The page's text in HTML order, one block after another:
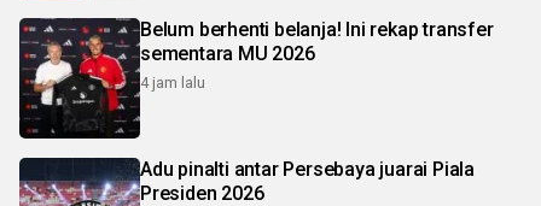
Belum berhenti belanja! Ini rekap transfer
sementara MU 2026
4 jam lalu
Adu pinalti antar Persebaya juarai Piala
Presiden 2026